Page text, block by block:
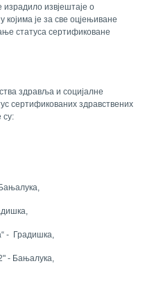
извјештаје о
којима је за све оцјењиване
статуса сертификоване
здравља и социјалне
сертификованих здравствених
су:
,
- Градишка,
- Бањалука,